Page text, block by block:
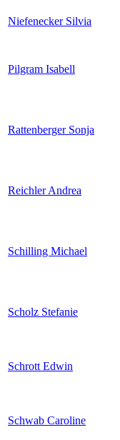
Niefenecker Silvia
Pilgram Isabell
Rattenberger Sonja
Reichler Andrea
Schilling Michael
Scholz Stefanie
Schrott Edwin
Schwab Caroline